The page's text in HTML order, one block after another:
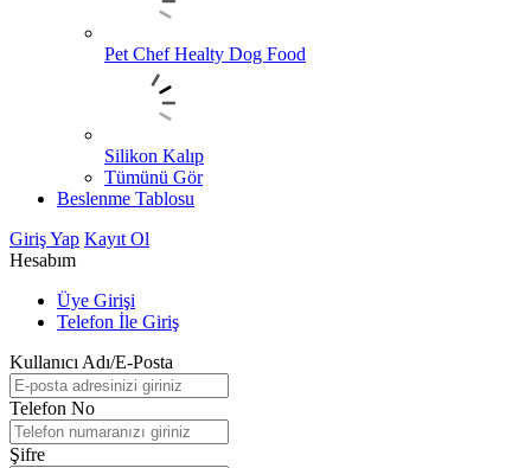
Pet Chef Healty Dog Food
Silikon Kalıp
Tümünü Gör
Beslenme Tablosu
Giriş Yap Kayıt Ol
Hesabım
Üye Girişi
Telefon İle Giriş
Kullanıcı Adı/E-Posta
Telefon No
Şifre